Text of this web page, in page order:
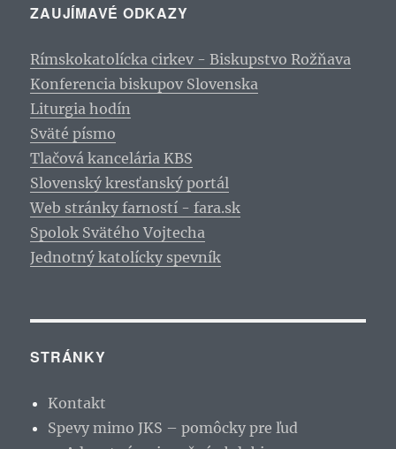
ZAUJÍMAVÉ ODKAZY
Rímskokatolícka cirkev - Biskupstvo Rožňava
Konferencia biskupov Slovenska
Liturgia hodín
Sväté písmo
Tlačová kancelária KBS
Slovenský kresťanský portál
Web stránky farností - fara.sk
Spolok Svätého Vojtecha
Jednotný katolícky spevník
STRÁNKY
Kontakt
Spevy mimo JKS – pomôcky pre ľud